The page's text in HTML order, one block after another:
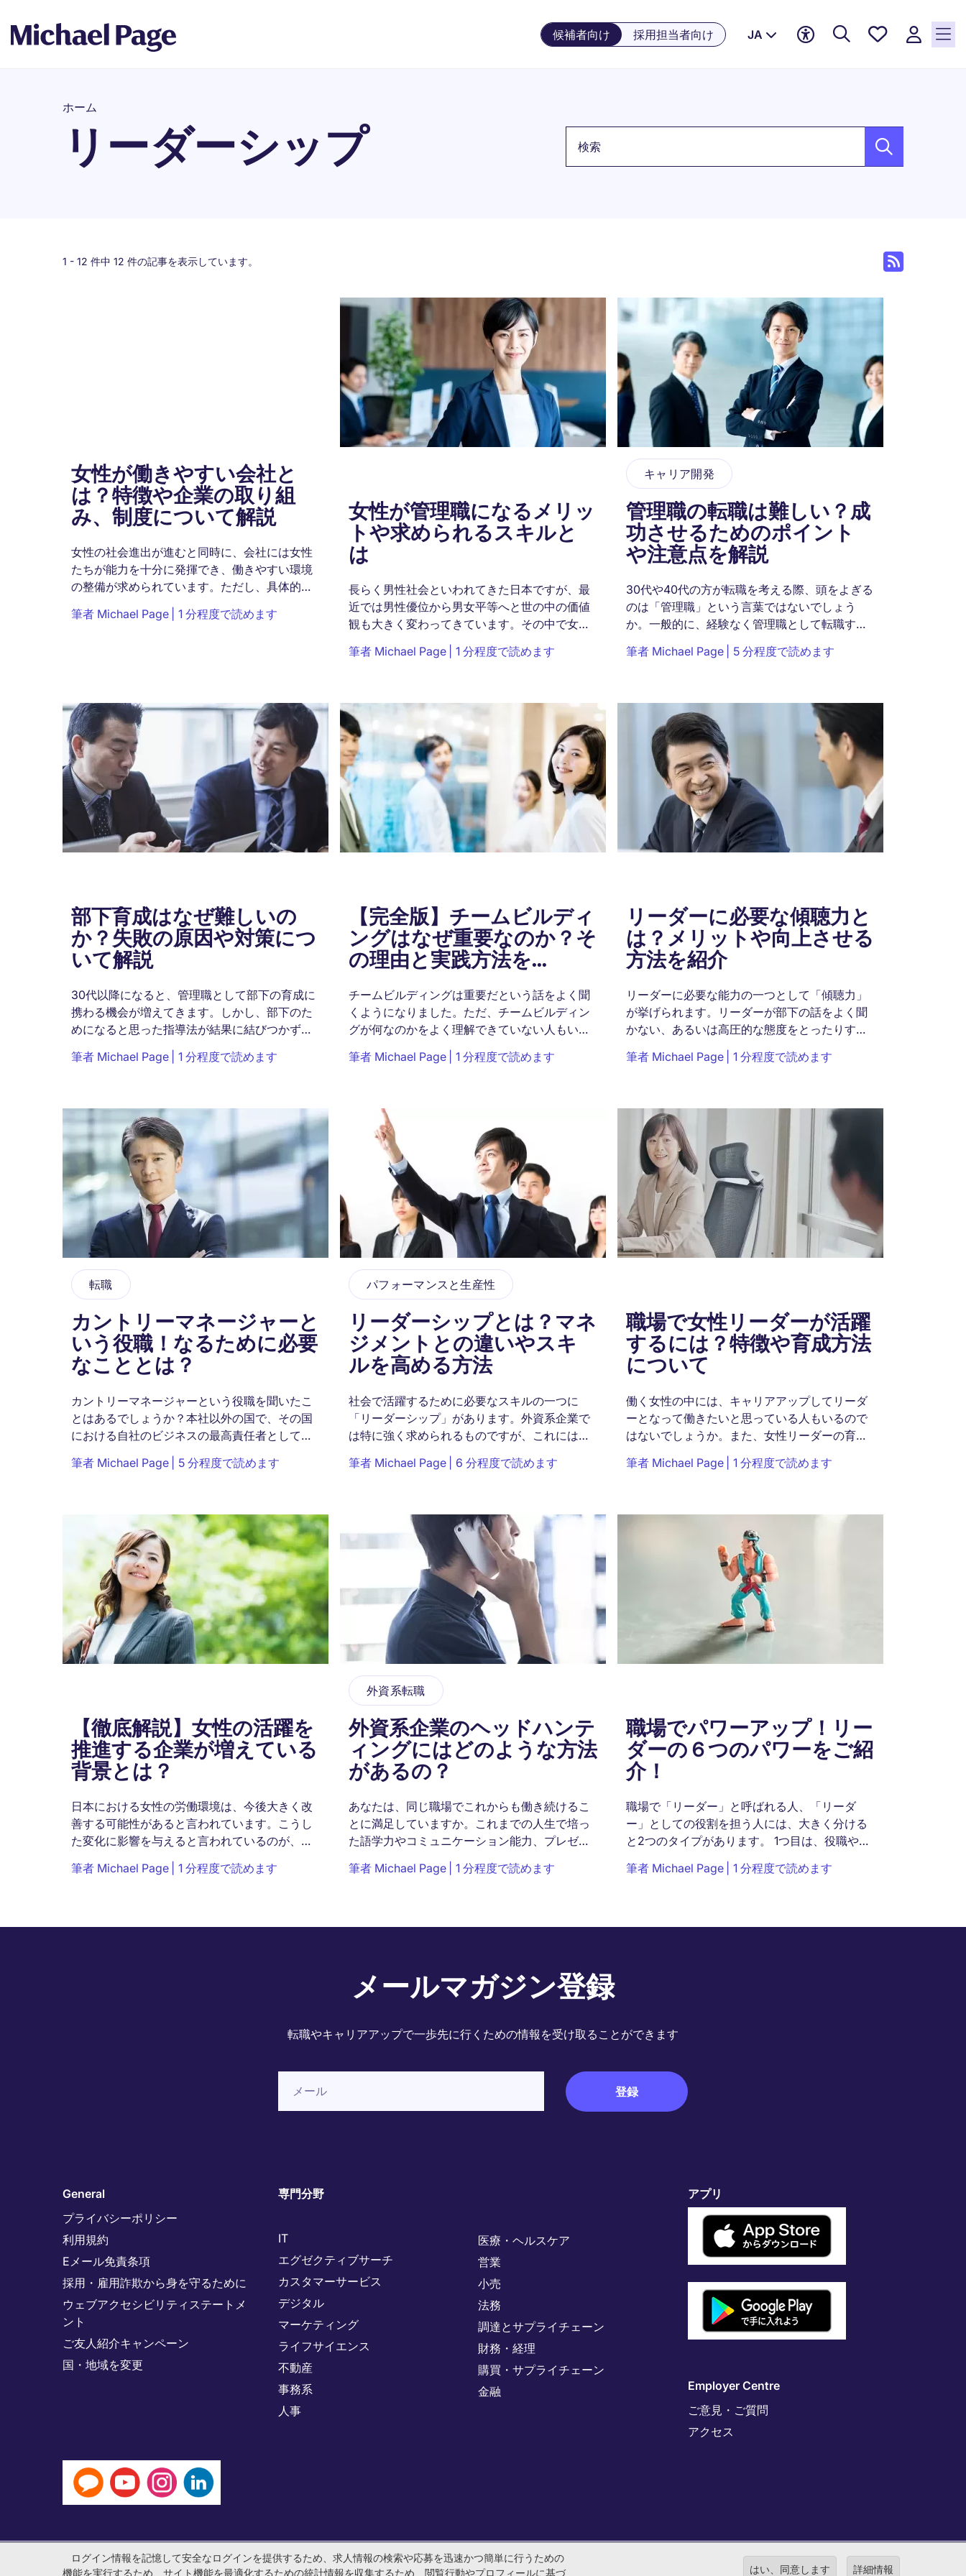
候補者向け 採用担当者向け JA
お気に
に保存
されて
います
ホーム
リーダーシップ
1 - 12 件中 12 件の記事を表示しています。
女性が働きやすい会社と
は？特徴や企業の取り組
み、制度について解説
女性の社会進出が進むと同時に、会社には女性
たちが能力を十分に発揮でき、働きやすい環境
の整備が求められています。ただし、具体的に
どういった対策が必要なのか悩んでいる担当者
の人もいるでしょう。 本記事では、...
筆者 Michael Page 1 分程度で読めます
女性が管理職になるメリッ
トや求められるスキルと
は
長らく男性社会といわれてきた日本ですが、最
近では男性優位から男女平等へと世の中の価値
観も大きく変わってきています。その中で女性
管理職を増やそうという動きが出てきています
が、女性の中には「自分に管理職が務まるのだ
筆者 Michael Page 1 分程度で読めます
キャリア開発
管理職の転職は難しい？成
功させるためのポイント
や注意点を解説
30代や40代の方が転職を考える際、頭をよぎる
のは「管理職」という言葉ではないでしょう
か。一般的に、経験なく管理職として転職する
のは難しいとされています。それが外資系企業
への転職であっても、日本とは異なるスキルや
筆者 Michael Page 5 分程度で読めます
部下育成はなぜ難しいの
か？失敗の原因や対策につ
いて解説
30代以降になると、管理職として部下の育成に
携わる機会が増えてきます。しかし、部下のた
めになると思った指導法が結果に結びつかず、
悩んでいる人も多いのではないでしょうか。今
回は、部下育成について詳しく解説します。...
筆者 Michael Page 1 分程度で読めます
【完全版】チームビルディ
ングはなぜ重要なのか？そ
の理由と実践方法を...
チームビルディングは重要だという話をよく聞
くようになりました。ただ、チームビルディン
グが何なのかをよく理解できていない人もいる
でしょう。この記事ではチームビルディングの
意味と重要性についてわかりやすく解説しま
筆者 Michael Page 1 分程度で読めます
リーダーに必要な傾聴力と
は？メリットや向上させる
方法を紹介
リーダーに必要な能力の一つとして「傾聴力」
が挙げられます。リーダーが部下の話をよく聞
かない、あるいは高圧的な態度をとったりする
ようでは、うまく現場をまとめることはできま
せん。しかし傾聴力に自信がなく、...
筆者 Michael Page 1 分程度で読めます
転職
カントリーマネージャーと
いう役職！なるために必要
なこととは？
カントリーマネージャーという役職を聞いたこ
とはあるでしょうか？本社以外の国で、その国
における自社のビジネスの最高責任者として、
重要な役割を担う存在です。この記事では、カ
ントリーマネージャーの仕事をさまざまな角度
筆者 Michael Page 5 分程度で読めます
パフォーマンスと生産性
リーダーシップとは？マネ
ジメントとの違いやスキ
ルを高める方法
社会で活躍するために必要なスキルの一つに
「リーダーシップ」があります。外資系企業で
は特に強く求められるものですが、これにはど
んな意味があり、なぜ必要とされるのでしょう
か。また、類似した言葉に「マネジメント」が
筆者 Michael Page 6 分程度で読めます
職場で女性リーダーが活躍
するには？特徴や育成方法
について
働く女性の中には、キャリアアップしてリーダ
ーとなって働きたいと思っている人もいるので
はないでしょうか。また、女性リーダーの育成
に取り組みたいと考えている企業も少なくない
でしょう。しかし、...
筆者 Michael Page 1 分程度で読めます
【徹底解説】女性の活躍を
推進する企業が増えている
背景とは？
日本における女性の労働環境は、今後大きく改
善する可能性があると言われています。こうし
た変化に影響を与えると言われているのが、女
性活躍推進法です。この法律は、女性がより働
きやすい職場環境を整えることを目的に制定さ
筆者 Michael Page 1 分程度で読めます
外資系転職
外資系企業のヘッドハンテ
ィングにはどのような方法
があるの？
あなたは、同じ職場でこれからも働き続けるこ
とに満足していますか。これまでの人生で培っ
た語学力やコミュニケーション能力、プレゼン
力を活かして働くことも魅力的ではありません
か。ここでは、...
筆者 Michael Page 1 分程度で読めます
職場でパワーアップ！リー
ダーの６つのパワーをご紹
介！
職場で「リーダー」と呼ばれる人、「リーダ
ー」としての役割を担う人には、大きく分ける
と2つのタイプがあります。 1つ目は、役職や地
位でそのままリーダーとして扱われるべき人、
そして2つ目は、本人がリーダーとしての資質を
筆者 Michael Page 1 分程度で読めます
メールマガジン登録
転職やキャリアアップで一歩先に行くための情報を受け取ることができます
General
プライバシーポリシー
利用規約
Eメール免責条項
採用・雇用詐欺から身を守るために
ウェブアクセシビリティステートメ
ント
ご友人紹介キャンペーン
国・地域を変更
専門分野
IT
エグゼクティブサーチ
カスタマーサービス
デジタル
マーケティング
ライフサイエンス
不動産
事務系
人事
医療・ヘルスケア
営業
小売
法務
調達とサプライチェーン
財務・経理
購買・サプライチェーン
金融
アプリ
Employer Centre
ご意見・ご質問
アクセス
© マイケル・ペイジ・インターナショナル・ジャパン株式会社 法人番号：0104-01-043253 本社所在地：〒105-0001 東京都港区虎ノ門4-3-13 ヒューリック神谷町ビル6階 有料職業紹
ログイン情報を記憶して安全なログインを提供するため、求人情報の検索や応募を迅速かつ簡単に行うための
機能を実行するため、サイト機能を最適化するための統計情報を収集するため、閲覧行動やプロフィールに基づ
はい、同意します 詳細情報